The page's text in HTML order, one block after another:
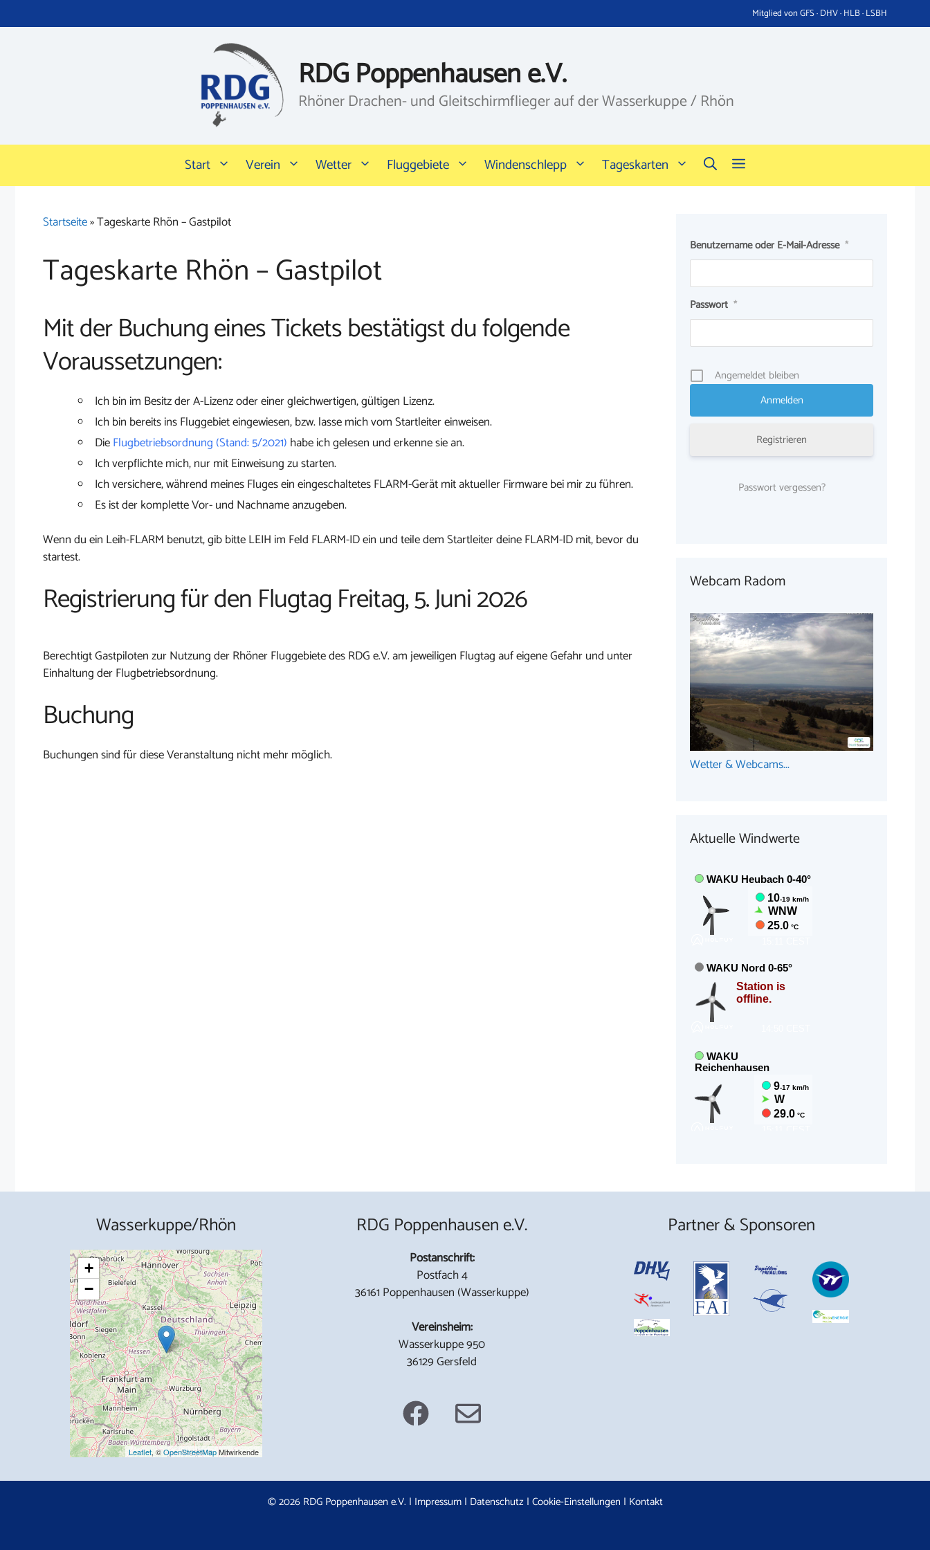
Inhalt
Mitglied von GFS · DHV · HLB · LSBH
RDG Poppenhausen e.V.
Rhöner Drachen- und Gleitschirmflieger auf der Wasserkuppe / Rhön
Start Verein Wetter Fluggebiete Windenschlepp Tageskarten
Startseite»Tageskarte Rhön – Gastpilot
Tageskarte Rhön – Gastpilot
Mit der Buchung eines Tickets bestätigst du folgende
Voraussetzungen:
Ich bin im Besitz der A-Lizenz oder einer gleichwertigen, gültigen Lizenz.
Ich bin bereits ins Fluggebiet eingewiesen, bzw. lasse mich vom Startleiter einweisen.
DieFlugbetriebsordnung (Stand: 5/2021) habe ich gelesen und erkenne sie an.
Ich verpflichte mich, nur mit Einweisung zu starten.
Ich versichere, während meines Fluges ein eingeschaltetes FLARM-Gerät mit aktueller Firmware bei mir zu führen.
Es ist der komplette Vor- und Nachname anzugeben.
Wenn du ein Leih-FLARM benutzt, gib bitte LEIH im Feld FLARM-ID ein und teile dem Startleiter deine FLARM-ID mit, bevor du
startest.
Registrierung für den Flugtag Freitag, 5. Juni 2026
Berechtigt Gastpiloten zur Nutzung der Rhöner Fluggebiete des RDG e.V. am jeweiligen Flugtag auf eigene Gefahr und unter
Einhaltung der Flugbetriebsordnung.
Buchung
Buchungen sind für diese Veranstaltung nicht mehr möglich.
Benutzername oder E-Mail-Adresse *
Passwort *
Angemeldet bleiben
Registrieren
Passwort vergessen?
Webcam Radom
Wetter & Webcams...
Aktuelle Windwerte
Wasserkuppe/Rhön
+
−
Leaflet, ©OpenStreetMapMitwirkende
RDG Poppenhausen e.V.
Postanschrift:
Postfach 4
36161 Poppenhausen (Wasserkuppe)
Vereinsheim:
Wasserkuppe 950
36129 Gersfeld
Partner & Sponsoren
© 2026 RDG Poppenhausen e.V. | Impressum| Datenschutz | Cookie-Einstellungen | Kontakt